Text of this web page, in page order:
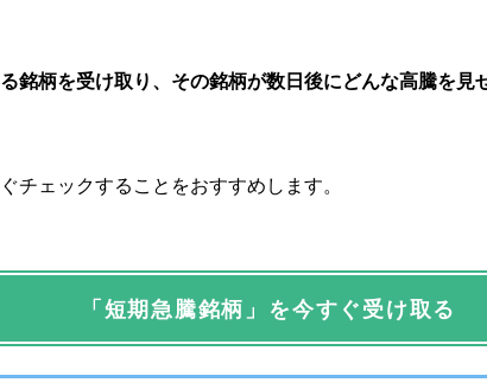
銘柄を受け取り、その銘柄が数日後にどんな高騰を見
チェックすることをおすすめします。
「短期急騰銘柄」を今すぐ受け取る